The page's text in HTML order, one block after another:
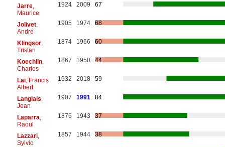
Jarre,
Maurice
1924 2009 67
Jolivet,
André
1905 1974 68
Klingsor,
Tristan
1874 1966 60
Koechlin,
Charles
1867 1950 44
Lai, Francis
Albert
1932 2018 59
Langlais
Jean
1907 1991 84
Laparra
Raoul
1876 1943 37
Lazzari,
Sylvio
1857 1944 38